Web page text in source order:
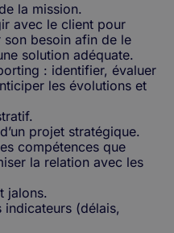
la mission.
avec le client pour
besoin afin de le
solution adéquate.
: identifier, évaluer
les évolutions et
projet stratégique.
compétences que
la relation avec les
jalons.
indicateurs (délais,